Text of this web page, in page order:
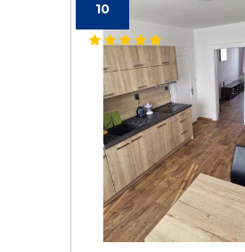
10